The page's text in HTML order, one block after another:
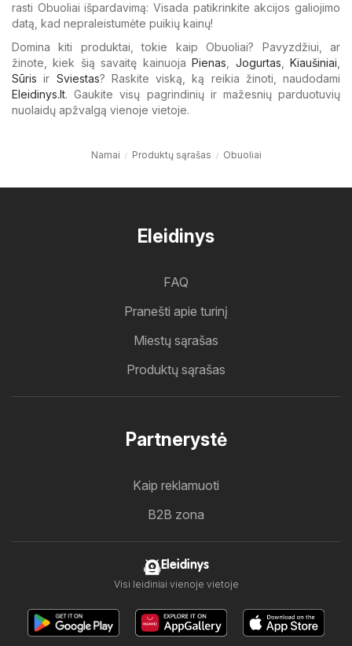
rasti Obuoliai išpardavimą: Visada patikrinkite akcijos galiojimo
datą, kad nepraleistumėte puikių kainų!
Domina kiti produktai, tokie kaip Obuoliai? Pavyzdžiui, ar
žinote, kiek šią savaitę kainuojaPienas Jogurtas ,Kiaušiniai
Sūris ir Sviestas? Raskite viską, ką reikia žinoti, naudodami
Eleidinys.lt. Gaukite visų pagrindinių ir mažesnių parduotuvių
nuolaidų apžvalgą vienoje vietoje.
Namai Produktų sąrašas Obuoliai
Eleidinys
FAQ
Pranešti apie turinį
Miestų sąrašas
Produktų sąrašas
Partnerystė
Kaip reklamuoti
B2B zona
Eleidinys
Visi leidiniai vienoje vietoje